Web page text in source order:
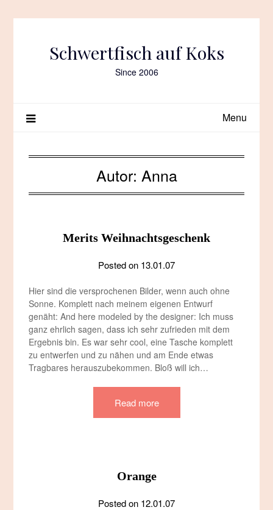
Schwertfisch auf Koks
Since 2006
Menu
Autor: Anna
Merits Weihnachtsgeschenk
Posted on 13.01.07
Hier sind die versprochenen Bilder, wenn auch ohne
Sonne. Komplett nach meinem eigenen Entwurf
genäht: And here modeled by the designer: Ich muss
ganz ehrlich sagen, dass ich sehr zufrieden mit dem
Ergebnis bin. Es war sehr cool, eine Tasche komplett
zu entwerfen und zu nähen und am Ende etwas
Tragbares herauszubekommen. Bloß will ich…
Read more
Orange
Posted on 12.01.07